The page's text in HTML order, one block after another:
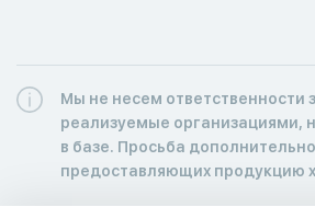
Мы не несем ответственности
реализуемые организациями,
в базе. Просьба
предоставляющих продукцию